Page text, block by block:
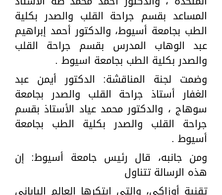
المساعد بقسم جراحة القلب والصدر بكلية
الطب بجامعة أسيوط، والدكتور أحمد إبراهيم
عبد الوهاب المدرس بقسم جراحة القلب
والصدر بكلية الطب بجامعة اسيوط .
وضمت لجنة المناقشة: الدكتور أيمن عبد
الغفار أستاذ جراحة القلب والصدر بجامعة
سوهاج ، والدكتور محمد عياد الأستاذ بقسم
جراحة القلب والصدر بكلية الطب بجامعة
أسيوط .
ومن جانبه، قال رئيس جامعة أسيوط: إن
هذه الرسالة تتناول
تقنية أوزاكي، والتي ابتكرها العالم الياباني